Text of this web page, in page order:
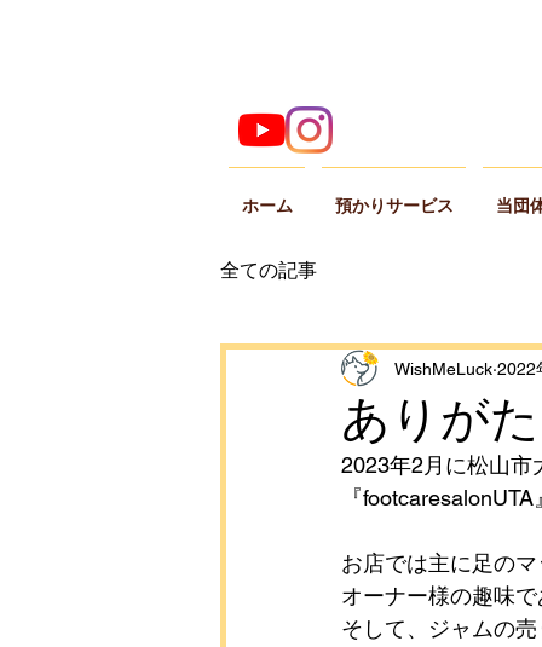
ホーム 預かりサービス 当団
全ての記事
ありが
WishMeLuck 2022
2023年2月に松山市
『
お店では主に足の
オーナー様の趣味
そして、ジャムの